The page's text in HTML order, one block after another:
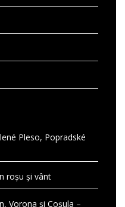
Pleso, Popradské
roșu și vânt
Vorona și Coșula –